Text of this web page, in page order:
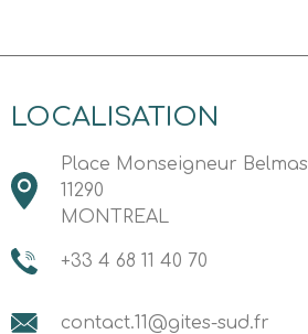
LOCALISATION
Place Monseigneur Belmas
11290
MONTREAL
+33 4 68 11 40 70
contact.11@gites-sud.fr